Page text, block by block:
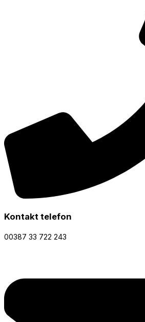
Kontakt telefon
00387 33 722 243